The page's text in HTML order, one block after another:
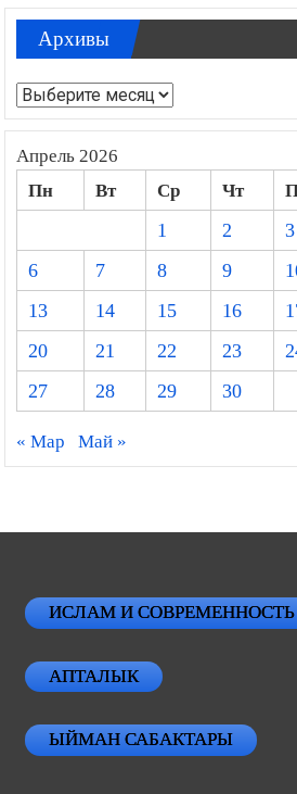
Архивы
Архивы
Апрель 2026
Пн Вт Ср Чт
1
2 3
6
7 8 9
13
14 15 16
20
21 22 23
27
28 29 30
« Мар Май »
ИСЛАМ И СОВРЕМЕННОСТЬ
АПТАЛЫК
ЫЙМАН САБАКТАРЫ